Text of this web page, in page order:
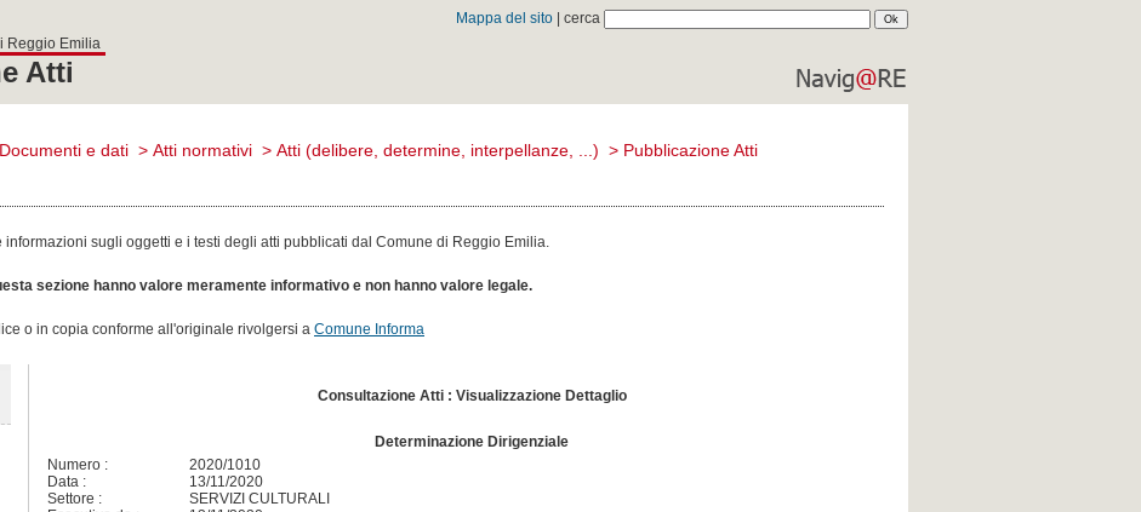
Mappa del sito | cerca
comune di
Reggio Emilia
Atti
Documenti e dati > Atti normativi > Atti (delibere, determine, interpellanze, ...) > Pubblicazione Atti
sugli oggetti e i testi degli atti pubblicati dal Comune di Reggio Emilia.
sezione hanno valore meramente informativo e non hanno valore legale.
o in copia conforme all'originale rivolgersi a Comune Informa
Consultazione Atti : Visualizzazione Dettaglio
Determinazione Dirigenziale
Numero :
2020/1010
Data :
13/11/2020
Settore :
SERVIZI CULTURALI